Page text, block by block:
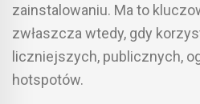
zainstalowaniu. Ma to
zwłaszcza wtedy, gdy
liczniejszych, publicznych,
hotspotów.